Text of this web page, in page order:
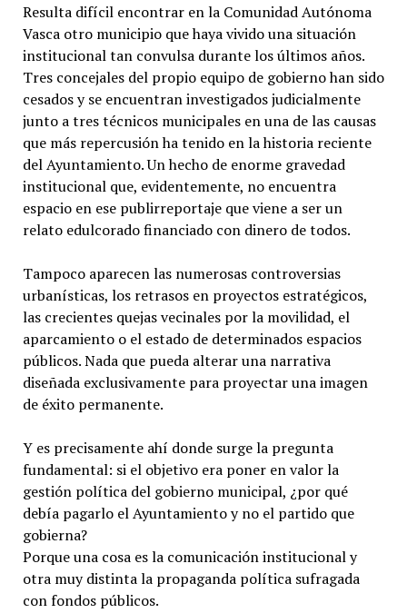
Resulta difícil encontrar en la Comunidad Autónoma
Vasca otro municipio que haya vivido una situación
institucional tan convulsa durante los últimos años.
Tres concejales del propio equipo de gobierno han sido
cesados y se encuentran investigados judicialmente
junto a tres técnicos municipales en una de las causas
que más repercusión ha tenido en la historia reciente
del Ayuntamiento. Un hecho de enorme gravedad
institucional que, evidentemente, no encuentra
espacio en ese publirreportaje que viene a ser un
relato edulcorado financiado con dinero de todos.
Tampoco aparecen las numerosas controversias
urbanísticas, los retrasos en proyectos estratégicos,
las crecientes quejas vecinales por la movilidad, el
aparcamiento o el estado de determinados espacios
públicos. Nada que pueda alterar una narrativa
diseñada exclusivamente para proyectar una imagen
de éxito permanente.
Y es precisamente ahí donde surge la pregunta
fundamental: si el objetivo era poner en valor la
gestión política del gobierno municipal, ¿por qué
debía pagarlo el Ayuntamiento y no el partido que
gobierna?
Porque una cosa es la comunicación institucional y
otra muy distinta la propaganda política sufragada
con fondos públicos.